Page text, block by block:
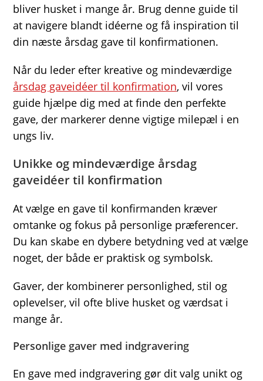
bliver husket i mange år. Brug denne guide til
at navigere blandt idéerne og få inspiration til
din næste årsdag gave til konfirmationen.
Når du leder efter kreative og mindeværdige
årsdag gaveidéer til konfirmation, vil vores
guide hjælpe dig med at finde den perfekte
gave, der markerer denne vigtige milepæl i en
ungs liv.
Unikke og mindeværdige årsdag
gaveidéer til konfirmation
At vælge en gave til konfirmanden kræver
omtanke og fokus på personlige præferencer.
Du kan skabe en dybere betydning ved at vælge
noget, der både er praktisk og symbolsk.
Gaver, der kombinerer personlighed, stil og
oplevelser, vil ofte blive husket og værdsat i
mange år.
Personlige gaver med indgravering
En gave med indgravering gør dit valg unikt og